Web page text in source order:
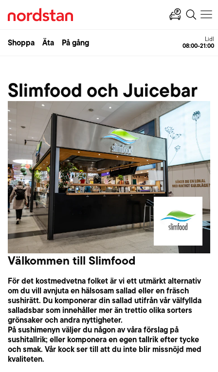
Shoppa Äta På gång Lidl
08:00-21:00
Slimfood och Juicebar
Välkommen till Slimfood
För det kostmedvetna folket är vi ett utmärkt alternativ
om du vill avnjuta en hälsosam sallad eller en fräsch
sushirätt. Du komponerar din sallad utifrån vår välfyllda
salladsbar som innehåller mer än trettio olika sorters
grönsaker och andra nyttigheter.
På sushimenyn väljer du någon av våra förslag på
sushitallrik; eller komponera en egen tallrik efter tycke
och smak. Vår kock ser till att du inte blir missnöjd med
kvaliteten.